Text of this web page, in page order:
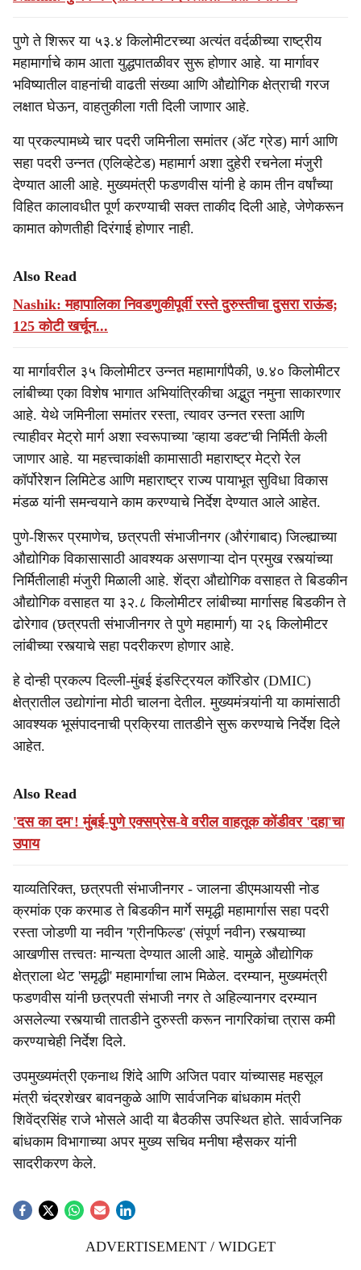
पुणे ते शिरूर या ५३.४ किलोमीटरच्या अत्यंत वर्दळीच्या राष्ट्रीय
महामार्गाचे काम आता युद्धपातळीवर सुरू होणार आहे. या मार्गावर
भविष्यातील वाहनांची वाढती संख्या आणि औद्योगिक क्षेत्राची गरज
लक्षात घेऊन, वाहतुकीला गती दिली जाणार आहे.
या प्रकल्पामध्ये चार पदरी जमिनीला समांतर (ॲट ग्रेड) मार्ग आणि
सहा पदरी उन्नत (एलिव्हेटेड) महामार्ग अशा दुहेरी रचनेला मंजुरी
देण्यात आली आहे. मुख्यमंत्री फडणवीस यांनी हे काम तीन वर्षांच्या
विहित कालावधीत पूर्ण करण्याची सक्त ताकीद दिली आहे, जेणेकरून
कामात कोणतीही दिरंगाई होणार नाही.
Also Read
Nashik: महापालिका निवडणुकीपूर्वी रस्ते दुरुस्तीचा दुसरा राऊंड;
125 कोटी खर्चून...
या मार्गावरील ३५ किलोमीटर उन्नत महामार्गापैकी, ७.४० किलोमीटर
लांबीच्या एका विशेष भागात अभियांत्रिकीचा अद्भुत नमुना साकारणार
आहे. येथे जमिनीला समांतर रस्ता, त्यावर उन्नत रस्ता आणि
त्याहीवर मेट्रो मार्ग अशा स्वरूपाच्या 'व्हाया डक्ट'ची निर्मिती केली
जाणार आहे. या महत्त्वाकांक्षी कामासाठी महाराष्ट्र मेट्रो रेल
कॉर्पोरेशन लिमिटेड आणि महाराष्ट्र राज्य पायाभूत सुविधा विकास
मंडळ यांनी समन्वयाने काम करण्याचे निर्देश देण्यात आले आहेत.
पुणे-शिरूर प्रमाणेच, छत्रपती संभाजीनगर (औरंगाबाद) जिल्ह्याच्या
औद्योगिक विकासासाठी आवश्यक असणाऱ्या दोन प्रमुख रस्त्यांच्या
निर्मितीलाही मंजुरी मिळाली आहे. शेंद्रा औद्योगिक वसाहत ते बिडकीन
औद्योगिक वसाहत या ३२.८ किलोमीटर लांबीच्या मार्गासह बिडकीन ते
ढोरेगाव (छत्रपती संभाजीनगर ते पुणे महामार्ग) या २६ किलोमीटर
लांबीच्या रस्त्याचे सहा पदरीकरण होणार आहे.
हे दोन्ही प्रकल्प दिल्ली-मुंबई इंडस्ट्रियल कॉरिडोर (DMIC)
क्षेत्रातील उद्योगांना मोठी चालना देतील. मुख्यमंत्र्यांनी या कामांसाठी
आवश्यक भूसंपादनाची प्रक्रिया तातडीने सुरू करण्याचे निर्देश दिले
आहेत.
Also Read
'दस का दम'! मुंबई-पुणे एक्सप्रेस-वे वरील वाहतूक कोंडीवर 'दहा'चा
उपाय
याव्यतिरिक्त, छत्रपती संभाजीनगर - जालना डीएमआयसी नोड
क्रमांक एक करमाड ते बिडकीन मार्गे समृद्धी महामार्गास सहा पदरी
रस्ता जोडणी या नवीन 'ग्रीनफिल्ड' (संपूर्ण नवीन) रस्त्याच्या
आखणीस तत्त्वतः मान्यता देण्यात आली आहे. यामुळे औद्योगिक
क्षेत्राला थेट 'समृद्धी' महामार्गाचा लाभ मिळेल. दरम्यान, मुख्यमंत्री
फडणवीस यांनी छत्रपती संभाजी नगर ते अहिल्यानगर दरम्यान
असलेल्या रस्त्याची तातडीने दुरुस्ती करून नागरिकांचा त्रास कमी
करण्याचेही निर्देश दिले.
उपमुख्यमंत्री एकनाथ शिंदे आणि अजित पवार यांच्यासह महसूल
मंत्री चंद्रशेखर बावनकुळे आणि सार्वजनिक बांधकाम मंत्री
शिवेंद्रसिंह राजे भोसले आदी या बैठकीस उपस्थित होते. सार्वजनिक
बांधकाम विभागाच्या अपर मुख्य सचिव मनीषा म्हैसकर यांनी
सादरीकरण केले.
ADVERTISEMENT / WIDGET